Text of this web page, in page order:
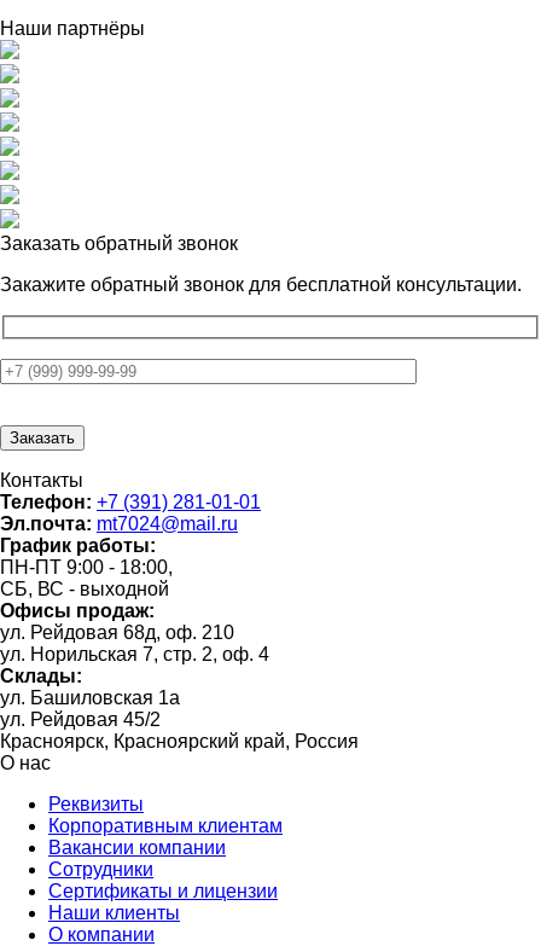
Наши партнёры
Заказать обратный звонок
Закажите обратный звонок для бесплатной консультации.
Контакты
Телефон: +7 (391) 281-01-01
Эл.почта: mt7024@mail.ru
График работы:
ПН-ПТ 9:00 - 18:00,
СБ, ВС - выходной
Офисы продаж:
ул. Рейдовая 68д, оф. 210
ул. Норильская 7, стр. 2, оф. 4
Склады:
ул. Башиловская 1а
ул. Рейдовая 45/2
Красноярск, Красноярский край, Россия
О нас
Реквизиты
Корпоративным клиентам
Вакансии компании
Сотрудники
Сертификаты и лицензии
Наши клиенты
О компании